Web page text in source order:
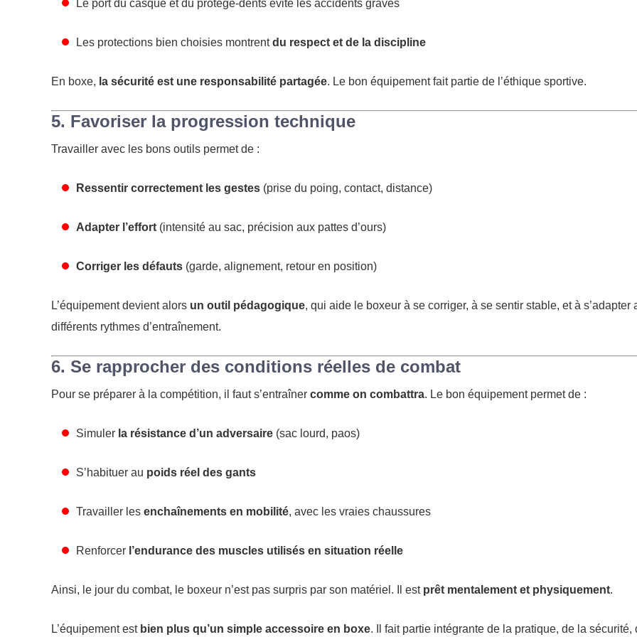
Le port du casque et du protège-dents évite les accidents graves
Les protections bien choisies montrentdu respect et de la discipline
En boxe, la sécurité est une responsabilité partagée. Le bon équipement fait partie de l’éthique sportive.
5. Favoriser la progression technique
Travailler avec les bons outils permet de :
Ressentir correctement les gestes (prise du poing, contact, distance)
Adapter l’effort (intensité au sac, précision aux pattes d’ours)
Corriger les défauts (garde, alignement, retour en position)
L’équipement devient alors un outil pédagogique, qui aide le boxeur à se corriger, à se sentir stable, et à s’adapter
différents rythmes d’entraînement.
6. Se rapprocher des conditions réelles de combat
Pour se préparer à la compétition, il faut s’entraîner comme on combattra. Le bon équipement permet de :
Simuler la résistance d’un adversaire (sac lourd, paos)
S’habituer au poids réel des gants
Travailler les enchaînements en mobilité, avec les vraies chaussures
Renforcer l’endurance des muscles utilisés en situation réelle
Ainsi, le jour du combat, le boxeur n’est pas surpris par son matériel. Il est prêt mentalement et physiquement.
L’équipement est bien plus qu’un simple accessoire en boxe. Il fait partie intégrante de la pratique, de la sécurité,